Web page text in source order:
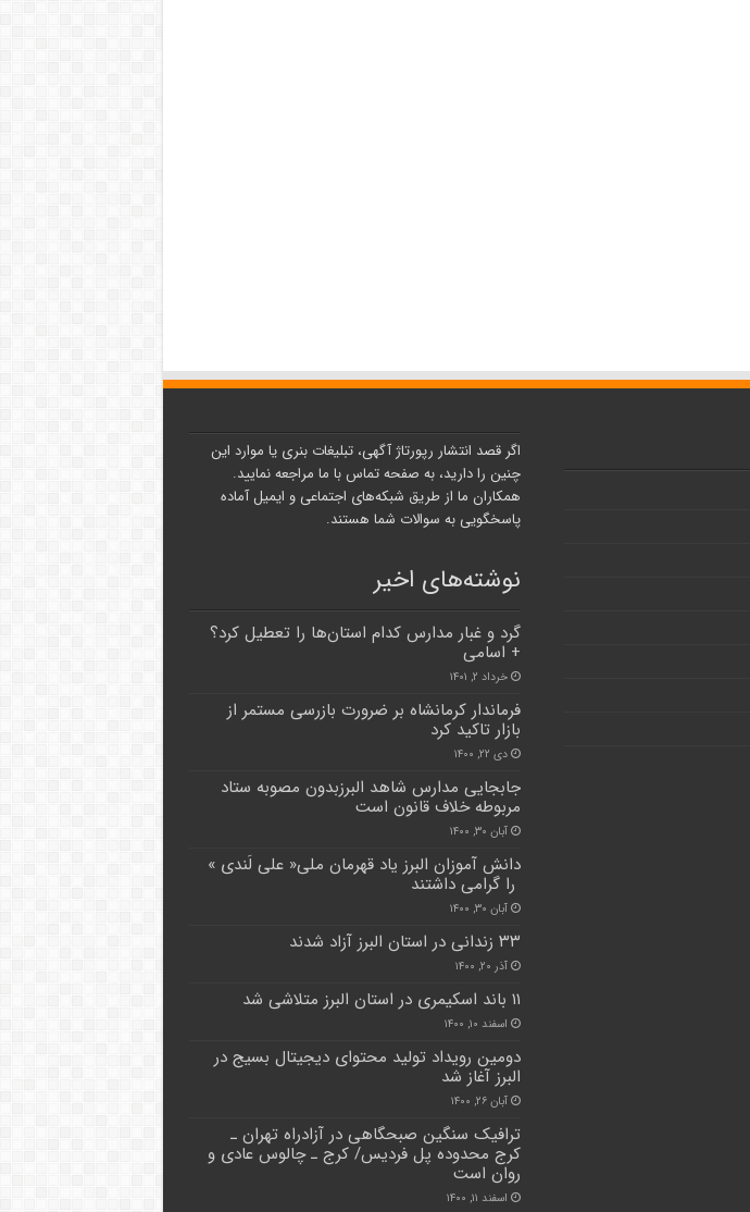
اگر قصد انتشار رپورتاژ آگهی، تبلیغات بنری یا موارد این
چنین را دارید، به صفحه تماس با ما مراجعه نمایید.
همکاران ما از طریق شبکه‌های اجتماعی و ایمیل آماده
پاسخگویی به سوالات شما هستند.
نوشته‌های اخیر
گرد و غبار مدارس ‌کدام استان‌ها‌‌ را تعطیل کرد؟
+ اسامی
خرداد ۲, ۱۴۰۱
فرماندار کرمانشاه بر ضرورت بازرسی مستمر از
بازار تاکید کرد
دی ۲۲, ۱۴۰۰
جابجایی مدارس شاهد البرزبدون مصوبه ستاد
مربوطه خلاف قانون است
آبان ۳۰, ۱۴۰۰
دانش آموزان البرز یاد قهرمان ملی« علی لَندی »
را گرامی داشتند
آبان ۳۰, ۱۴۰۰
۳۳ زندانی در استان البرز آزاد شدند
آذر ۲۰, ۱۴۰۰
۱۱ باند اسکیمری در استان البرز متلاشی شد
اسفند ۱۰, ۱۴۰۰
دومین رویداد تولید محتوای دیجیتال بسیج در
البرز آغاز شد
آبان ۲۶, ۱۴۰۰
ترافیک سنگین صبحگاهی در آزادراه تهران ـ
کرج محدوده پل فردیس/ کرج ـ چالوس عادی و
روان است
اسفند ۱۱, ۱۴۰۰